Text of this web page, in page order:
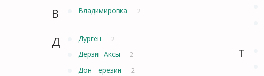
В Владимировка 2
Д Дурген 2
Дерзиг-Аксы 2
Дон-Терезин 2
Т